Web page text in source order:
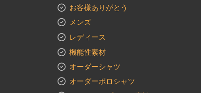
ポリシー
ビッグヴィジョンとの関係性
未来と立ち位置
お客様ありがとう
メンズ
スーツ
ジャケット
スッラックス
コート
レディース
トップページ
スーツ
スカート
機能性素材
オーダーシャツ
オーダーポロシャツ